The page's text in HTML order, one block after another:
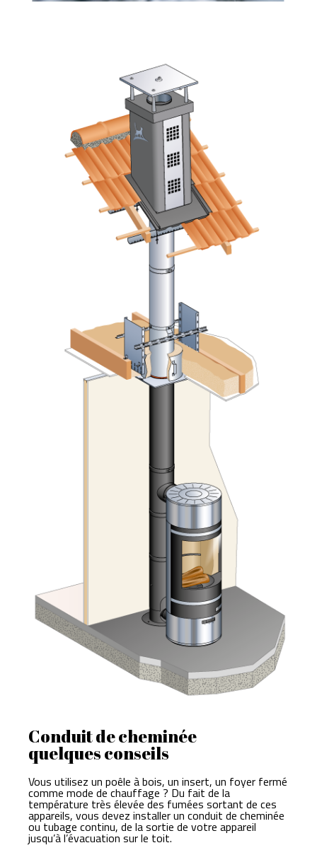
Conduit de cheminée
quelques conseils
Vous utilisez un poêle à bois, un insert, un foyer fermé
comme mode de chauffage ? Du fait de la
température très élevée des fumées sortant de ces
appareils, vous devez installer un conduit de cheminée
ou tubage continu, de la sortie de votre appareil
jusqu’à l’évacuation sur le toit.